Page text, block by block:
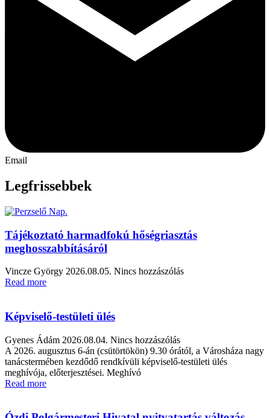
Email
Legfrissebbek
Tájékoztató harmadfokú hőségriasztás
meghosszabbításáról
Vincze György 2026.08.05. Nincs hozzászólás
Read more
Képviselő-testületi ülés
Gyenes Ádám 2026.08.04. Nincs hozzászólás
A 2026. augusztus 6-án (csütörtökön) 9.30 órától, a Városháza nagy
tanácstermében kezdődő rendkívüli képviselő-testületi ülés
meghívója, előterjesztései. Meghívó
Read more